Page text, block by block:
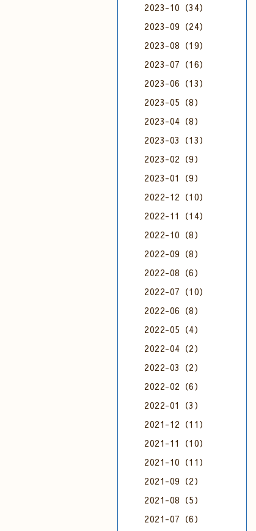
2023-10（34）
2023-09（24）
2023-08（19）
2023-07（16）
2023-06（13）
2023-05（8）
2023-04（8）
2023-03（13）
2023-02（9）
2023-01（9）
2022-12（10）
2022-11（14）
2022-10（8）
2022-09（8）
2022-08（6）
2022-07（10）
2022-06（8）
2022-05（4）
2022-04（2）
2022-03（2）
2022-02（6）
2022-01（3）
2021-12（11）
2021-11（10）
2021-10（11）
2021-09（2）
2021-08（5）
2021-07（6）